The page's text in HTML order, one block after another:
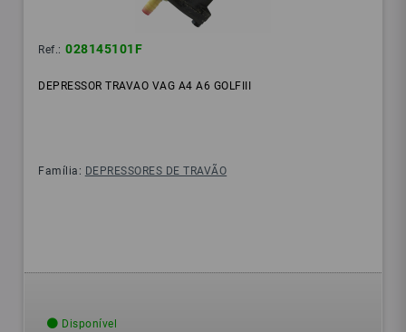
Ref.: 028145101F
DEPRESSOR TRAVAO VAG A4 A6 GOLFIII
Família: DEPRESSORES DE TRAVÃO
Disponível